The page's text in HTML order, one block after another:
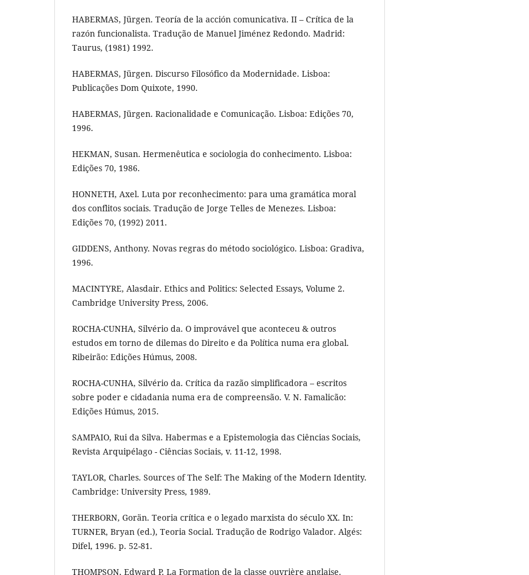
HABERMAS, Jürgen. Teoría de la acción comunicativa. II – Crítica de la
razón funcionalista. Tradução de Manuel Jiménez Redondo. Madrid:
Taurus, (1981) 1992.
HABERMAS, Jürgen. Discurso Filosófico da Modernidade. Lisboa:
Publicações Dom Quixote, 1990.
HABERMAS, Jürgen. Racionalidade e Comunicação. Lisboa: Edições 70,
1996.
HEKMAN, Susan. Hermenêutica e sociologia do conhecimento. Lisboa:
Edições 70, 1986.
HONNETH, Axel. Luta por reconhecimento: para uma gramática moral
dos conflitos sociais. Tradução de Jorge Telles de Menezes. Lisboa:
Edições 70, (1992) 2011.
GIDDENS, Anthony. Novas regras do método sociológico. Lisboa: Gradiva,
1996.
MACINTYRE, Alasdair. Ethics and Politics: Selected Essays, Volume 2.
Cambridge University Press, 2006.
ROCHA-CUNHA, Silvério da. O improvável que aconteceu & outros
estudos em torno de dilemas do Direito e da Política numa era global.
Ribeirão: Edições Húmus, 2008.
ROCHA-CUNHA, Silvério da. Crítica da razão simplificadora – escritos
sobre poder e cidadania numa era de compreensão. V. N. Famalicão:
Edições Húmus, 2015.
SAMPAIO, Rui da Silva. Habermas e a Epistemologia das Ciências Sociais,
Revista Arquipélago - Ciências Sociais, v. 11-12, 1998.
TAYLOR, Charles. Sources of The Self: The Making of the Modern Identity.
Cambridge: University Press, 1989.
THERBORN, Gorän. Teoria crítica e o legado marxista do século XX. In:
TURNER, Bryan (ed.), Teoria Social. Tradução de Rodrigo Valador. Algés:
Difel, 1996. p. 52-81.
THOMPSON, Edward P. La Formation de la classe ouvrière anglaise.